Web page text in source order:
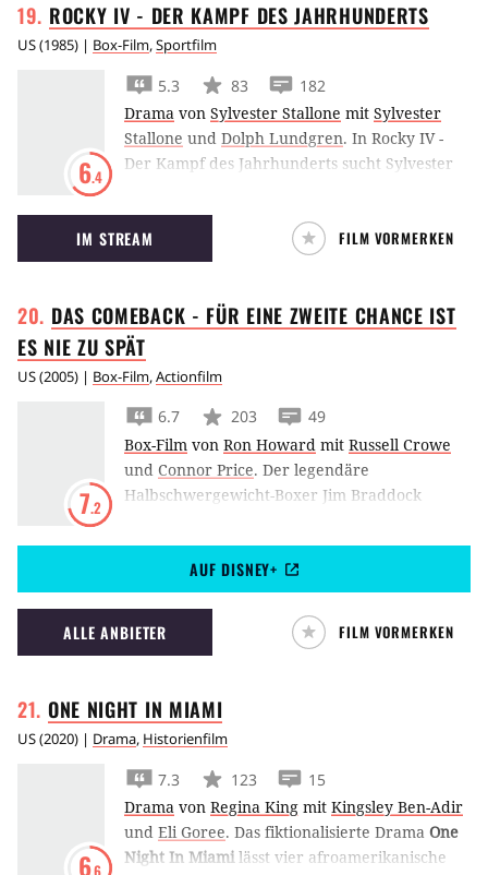
ROCKY IV - DER KAMPF DESJAHRHUNDERTS
US(1985) | Box-Film,Sportfilm
6.4
5.3 83
182
Drama von Sylvester Stallone mit Sylvester
Stallone und Dolph Lundgren. In Rocky IV -
Der Kampf des Jahrhunderts sucht Sylvester
IM STREAM FILM VORMERKEN
DAS COMEBACK - FÜR EINE ZWEITE CHANCE IST
ES NIE ZUSPÄT
US(2005) | Box-Film,Actionfilm
7.2
6.7 203
49
Box-Film von Ron Howard mit Russell Crowe
und Connor Price. Der legendäre
Halbschwergewicht-Boxer Jim Braddock
Serie von Misserfolgen zum Aufhören
gezwungen wird und sich mit aussichtslosen
Jobs herumschlägt – will eigentlich nur seine
Renée Zellweger
gemeinsamen Kinder unterstützen. Dank
passiert etwas, mit dem keiner rechnet –
Braddock gewinnt. Die ganze Nation tobt. Bald
schon wird er seinem unerbittlichsten und
Schwergewicht Max Baer, einem Boxer, der
schon zwei Männer im Ring getötet hat…
AUF DISNEY+
ALLE ANBIETER FILM VORMERKEN
ONE NIGHT IN MIAMI
US(2020) | Drama, Historienfilm
6
7.3 123
15
Drama von Regina King mit Kingsley Ben-Adir
und Eli Goree. Das fiktionalisierte Drama One
Night In Miamilässt vier afroamerikanische